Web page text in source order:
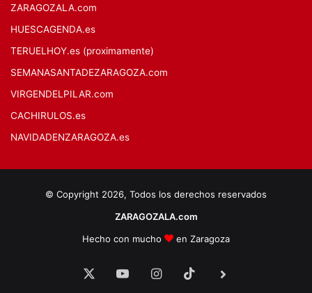
ZARAGOZALA.com
HUESCAGENDA.es
TERUELHOY.es (proximamente)
SEMANASANTADEZARAGOZA.com
VIRGENDELPILAR.com
CACHIRULOS.es
NAVIDADENZARAGOZA.es
© Copyright 2026, Todos los derechos reservados
ZARAGOZALA.com
Hecho con mucho
en Zaragoza
YouTubeInstagram
TikTok